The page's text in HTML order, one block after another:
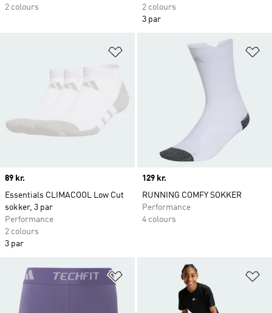
2 colours
2 colours
3 par
Føj til ønskeliste
Price
89 kr.
Essentials CLIMACOOL Low Cut
sokker, 3 par
Performance
2 colours
3 par
Price
129 kr.
RUNNING COMFY SOKKER
Performance
4 colours
Føj til ønskeliste